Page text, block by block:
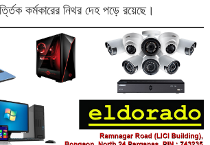
কর্মকারের নিথর দেহ পড়ে রয়েছে।